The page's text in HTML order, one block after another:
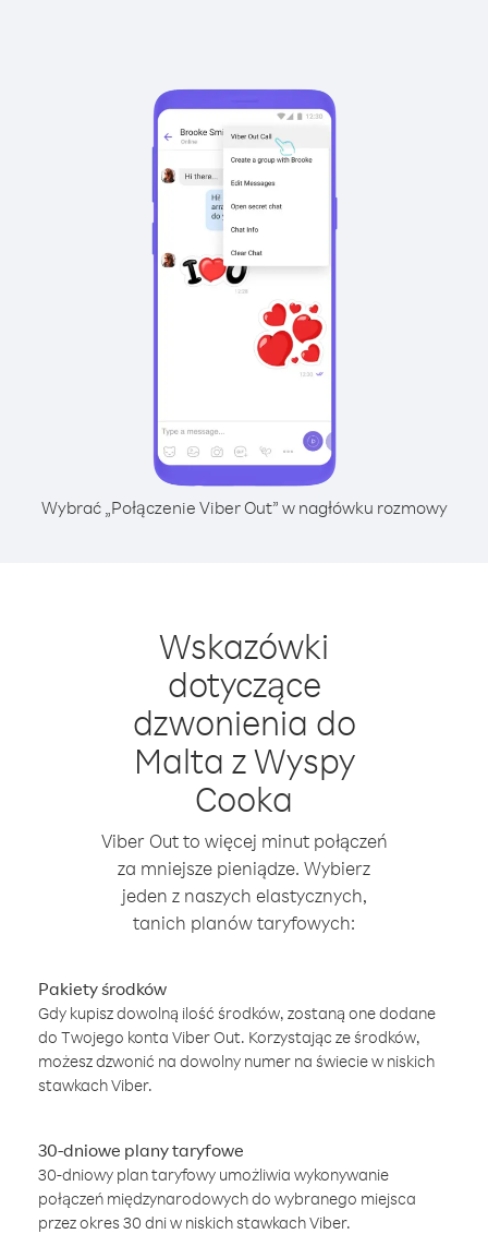
Wybrać „Połączenie Viber Out” w nagłówku rozmowy
Wskazówki
dotyczące
dzwonienia do
Malta z Wyspy
Cooka
Viber Out to więcej minut połączeń
za mniejsze pieniądze. Wybierz
jeden z naszych elastycznych,
tanich planów taryfowych:
Pakiety środków
Gdy kupisz dowolną ilość środków, zostaną one dodane
do Twojego konta Viber Out. Korzystając ze środków,
możesz dzwonić na dowolny numer na świecie w niskich
stawkach Viber.
30-dniowe plany taryfowe
30-dniowy plan taryfowy umożliwia wykonywanie
połączeń międzynarodowych do wybranego miejsca
przez okres 30 dni w niskich stawkach Viber.